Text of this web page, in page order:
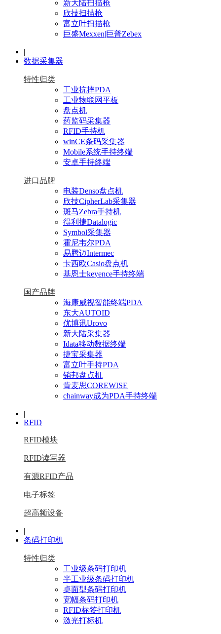
新大陆扫描枪
欣技扫描枪
富立叶扫描枪
巨盛Mexxen|巨普Zebex
|
数据采集器
特性归类
工业抗摔PDA
工业物联网平板
盘点机
药监码采集器
RFID手持机
winCE条码采集器
Mobile系统手持终端
安卓手持终端
进口品牌
电装Denso盘点机
欣技CipherLab采集器
斑马Zebra手持机
得利捷Datalogic
Symbol采集器
霍尼韦尔PDA
易腾迈Intermec
卡西欧Casio盘点机
基恩士keyence手持终端
国产品牌
海康威视智能终端PDA
东大AUTOID
优博讯Urovo
新大陆采集器
Idata移动数据终端
捷宝采集器
富立叶手持PDA
销邦盘点机
肯麦思COREWISE
chainway成为PDA手持终端
|
RFID
RFID模块
RFID读写器
有源RFID产品
电子标签
超高频设备
|
条码打印机
特性归类
工业级条码打印机
半工业级条码打印机
桌面型条码打印机
宽幅条码打印机
RFID标签打印机
激光打标机